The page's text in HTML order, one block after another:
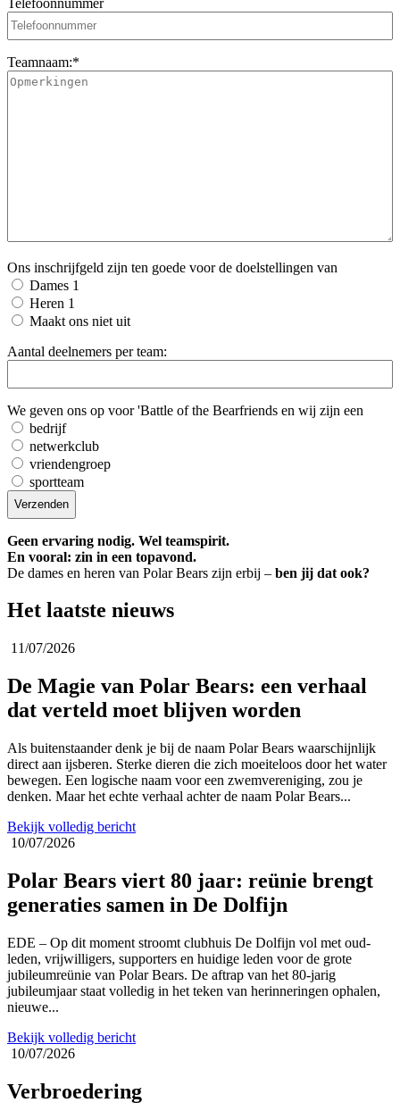
Teamnaam:*
Ons inschrijfgeld zijn ten goede voor de doelstellingen van
Dames 1
Heren 1
Maakt ons niet uit
Aantal deelnemers per team:
We geven ons op voor 'Battle of the Bearfriends en wij zijn een
bedrijf
netwerkclub
vriendengroep
sportteam
Geen ervaring nodig. Wel teamspirit.
En vooral: zin in een topavond.
De dames en heren van Polar Bears zijn erbij – ben jij dat ook?
Het laatste nieuws
11/07/2026
De Magie van Polar Bears: een verhaal
dat verteld moet blijven worden
Als buitenstaander denk je bij de naam Polar Bears waarschijnlijk
direct aan ijsberen. Sterke dieren die zich moeiteloos door het water
bewegen. Een logische naam voor een zwemvereniging, zou je
denken. Maar het echte verhaal achter de naam Polar Bears...
Bekijk volledig bericht
10/07/2026
Polar Bears viert 80 jaar: reünie brengt
generaties samen in De Dolfijn
EDE – Op dit moment stroomt clubhuis De Dolfijn vol met oud-
leden, vrijwilligers, supporters en huidige leden voor de grote
jubileumreünie van Polar Bears. De aftrap van het 80-jarig
jubileumjaar staat volledig in het teken van herinneringen ophalen,
nieuwe...
Bekijk volledig bericht
10/07/2026
Verbroedering